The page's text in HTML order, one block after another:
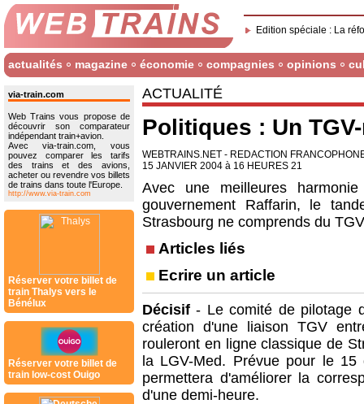
Edition spéciale : La
actualités magazine économie compagnies opinions
via-train.com
Web Trains vous propose de
découvrir son comparateur
indépendant train+avion.
Avec via-train.com, vous
pouvez comparer les tarifs
des trains et des avions,
acheter ou revendre vos billets
de trains dans toute l'Europe.
http://www.via-train.com
Réserver votre billet de
train Thalys vers le
Bénélux
Réserver votre billet de
train low-cost Ouigo
ACTUALITÉ
Politiques : Un
WEBTRAINS.NET - REDACTION
15 JANVIER 2004 à 16 HEURES 21
Avec une meilleures
gouvernement Raffarin, le
Strasbourg ne comprends du
Articles liés
Ecrire un article
Décisif - Le comité de pilotage
création d'une liaison TGV
rouleront en ligne classique de
la LGV-Med. Prévue pour le
permettera d'améliorer la
d'une demi-heure.